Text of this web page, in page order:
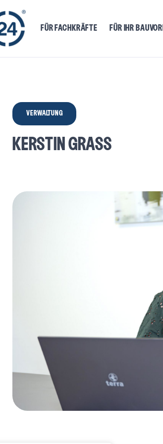
FÜR FACHKRÄFTE FÜR IHR
VERWALTUNG
KERSTIN GRASS